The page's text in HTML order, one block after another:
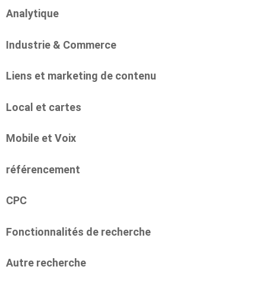
Analytique
Industrie & Commerce
Liens et marketing de contenu
Local et cartes
Mobile et Voix
référencement
CPC
Fonctionnalités de recherche
Autre recherche